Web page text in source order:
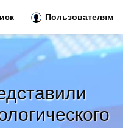
Пользователям